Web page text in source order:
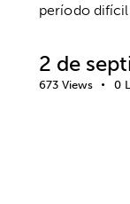
período difícil
2 de
673 Views 0